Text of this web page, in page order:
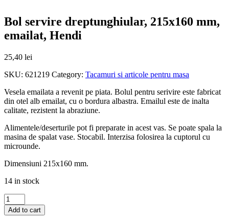
Bol servire dreptunghiular, 215x160 mm,
emailat, Hendi
25,40 lei
SKU: 621219 Category: Tacamuri si articole pentru masa
Vesela emailata a revenit pe piata. Bolul pentru serivire este fabricat
din otel alb emailat, cu o bordura albastra. Emailul este de inalta
calitate, rezistent la abraziune.
Alimentele/deserturile pot fi preparate in acest vas. Se poate spala la
masina de spalat vase. Stocabil. Interzisa folosirea la cuptorul cu
microunde.
Dimensiuni 215x160 mm.
14 in stock
Bol
servire
dreptunghiular,
Add to cart